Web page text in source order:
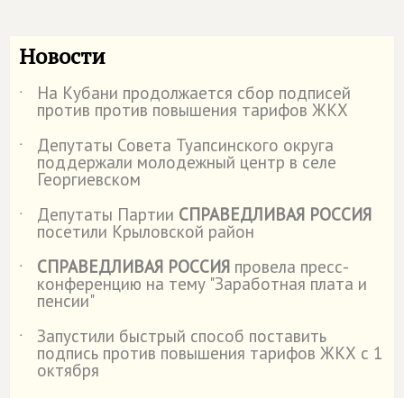
Новости
˙ На Кубани продолжается сбор подписей
против против повышения тарифов ЖКХ
˙
Депутаты Совета Туапсинского округа
поддержали молодежный центр в селе
Георгиевском
˙
Депутаты Партии СПРАВЕДЛИВАЯ РОССИЯ
посетили Крыловской район
˙
СПРАВЕДЛИВАЯ РОССИЯ провела пресс-
конференцию на тему "Заработная плата и
пенсии"
˙
Запустили быстрый способ поставить
подпись против повышения тарифов ЖКХ с 1
октября